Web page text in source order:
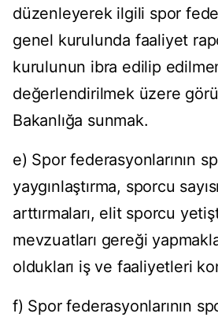
düzenleyerek ilgili spor
genel kurulunda faaliyet
kurulunun ibra edilip
değerlendirilmek üzere
Bakanlığa sunmak.
e) Spor federasyonlarının
yaygınlaştırma, sporcu
arttırmaları, elit sporcu
mevzuatları gereği
oldukları iş ve faaliyetleri
f) Spor federasyonlarının